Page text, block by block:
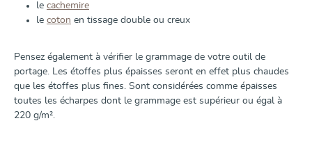
le cachemire
le coton en tissage double ou creux
Pensez également à vérifier le grammage de votre outil de
portage. Les étoffes plus épaisses seront en effet plus chaudes
que les étoffes plus fines. Sont considérées comme épaisses
toutes les écharpes dont le grammage est supérieur ou égal à
220 g/m².